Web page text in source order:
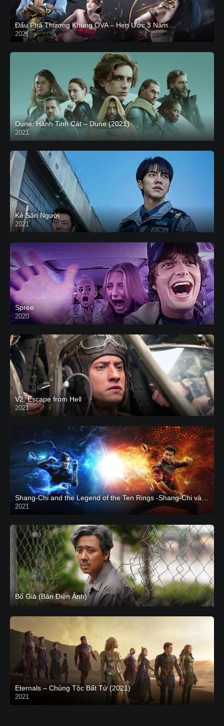
Đấu Phá Thương Khung OVA – Hẹn Ước 3 Năm
2021
Dune: Hành Tinh Cát – Dune (2021)
2021
HD VIETSUB
Kẻ Săn Người
2021
Spree
2020
V2. Escape from Hell
2021
2021
CAM
Bố Già (Bản Điện Ảnh)
Eternals – Chủng Tộc Bất Tử (2021)
2021
Trailer